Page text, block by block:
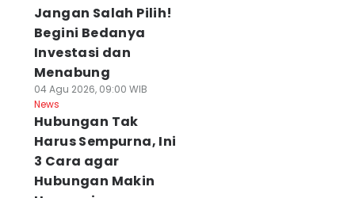
RI–
Makin
Tragis, Warga
Tewas Terbakar
Jangan Salah Pilih!
Begini Bedanya
Investasi dan
Menabung
04 Agu 2026, 09:00 WIB
News
Hubungan Tak
Harus Sempurna, Ini
3 Cara agar
Hubungan Makin